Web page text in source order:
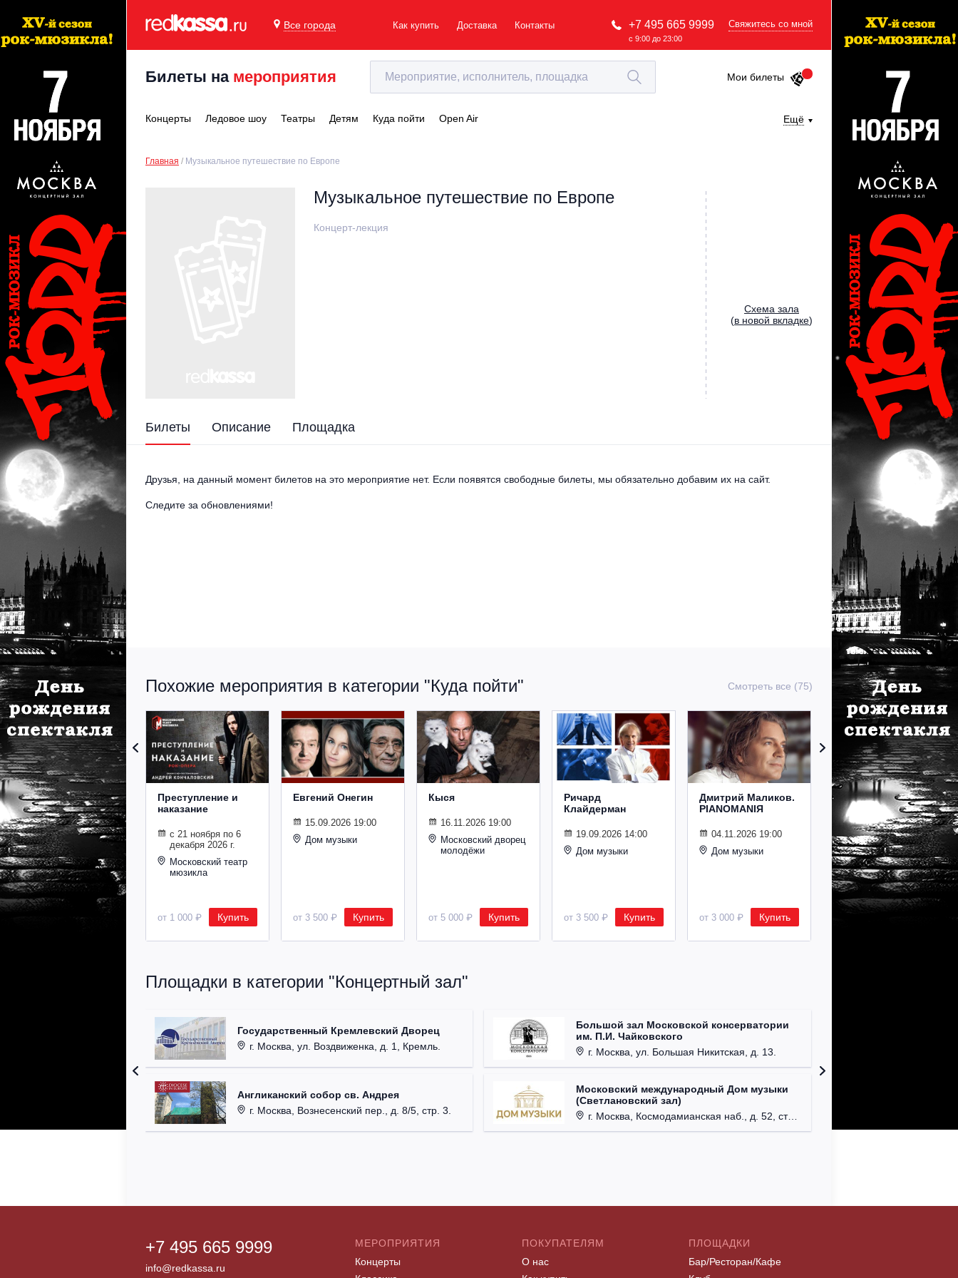
Все города Как купить Доставка Контакты +7 495 665 9999
с 9:00 до 23:00
Свяжитесь со мной
Билеты на мероприятия Мои билеты
Концерты Ледовое шоу Театры Детям Куда пойти Open Air Ещё
Главная Музыкальное путешествие по Европе
Музыкальное путешествие по Европе
Концерт-лекция
Cхема зала
(в новой вкладке)
Билеты Описание Площадка
Друзья, на данный момент билетов на это мероприятие нет. Если появятся свободные билеты, мы обязательно добавим их на сайт.
Следите за обновлениями!
Похожие мероприятия в категории "Куда пойти" Смотреть все (75)
Преступление и
наказание
с 21 ноября по 6
декабря 2026 г.
Московский театр
мюзикла
от 1 000 ₽ Купить
Евгений Онегин
15.09.2026 19:00
Дом музыки
от 3 500 ₽ Купить
Кыся
16.11.2026 19:00
Московский дворец
молодёжи
от 5 000 ₽ Купить
Ричард
Клайдерман
19.09.2026 14:00
Дом музыки
от 3 500 ₽ Купить
Дмитрий Маликов.
PIANOMANIЯ
04.11.2026 19:00
Дом музыки
от 3 000 ₽ Купить
Рождественский
концерт
Владимира
Спивакова
24.12.2026 19:00
Дом музыки
Площадки в категории "Концертный зал"
Государственный Кремлевский Дворец
г. Москва, ул. Воздвиженка, д. 1, Кремль.
Англиканский собор св. Андрея
г. Москва, Вознесенский пер., д. 8/5, стр. 3.
Большой зал Московской консерватории
им. П.И. Чайковского
г. Москва, ул. Большая Никитская, д. 13.
Московский международный Дом музыки
(Светлановский зал)
г. Москва, Космодамианская наб., д. 52, стр. 8.
+7 495 665 9999
info@redkassa.ru
МЕРОПРИЯТИЯ
Концерты
ПОКУПАТЕЛЯМ
О нас
ПЛОЩАДКИ
Бар/Ресторан/Кафе